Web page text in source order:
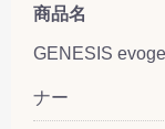
商品名
GENESIS
ナー